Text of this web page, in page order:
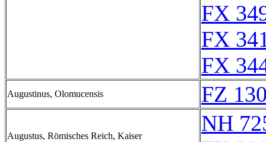
FX
FX
FX
Augustinus, Olomucensis FZ
Augustus, Römisches Reich, Kaiser
NH